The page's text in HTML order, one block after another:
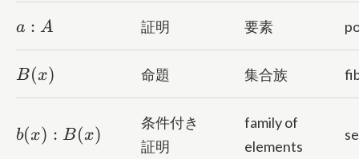
a:A
a : A 証明 要素
B(x)
B(x) 命題 集合族
b(x):B(x)
b(x) : B(x)
条件付き
証明
family of
elements